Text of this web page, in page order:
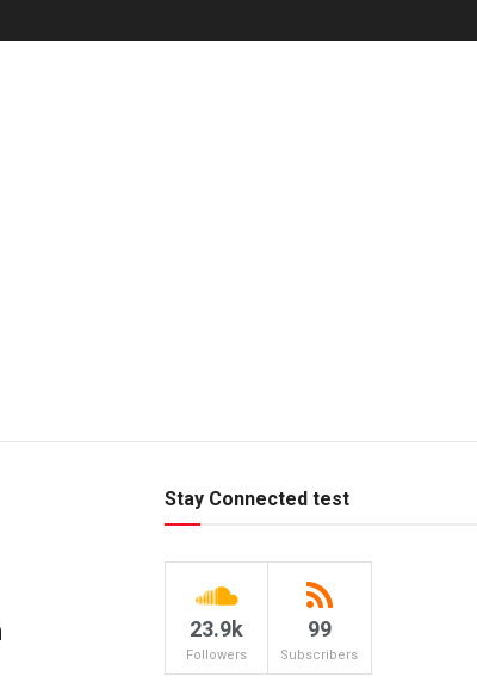
Stay Connected test
23.9k
Followers
99
Subscribers